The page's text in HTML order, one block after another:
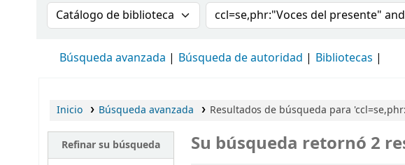
Buscar en el catálogo por:Buscar en el catálogo
Búsqueda avanzada Búsqueda de autoridad Bibliotecas
Inicio Búsqueda avanzada Resultados de búsqueda para
Refinar su búsqueda Su búsqueda retornó 2